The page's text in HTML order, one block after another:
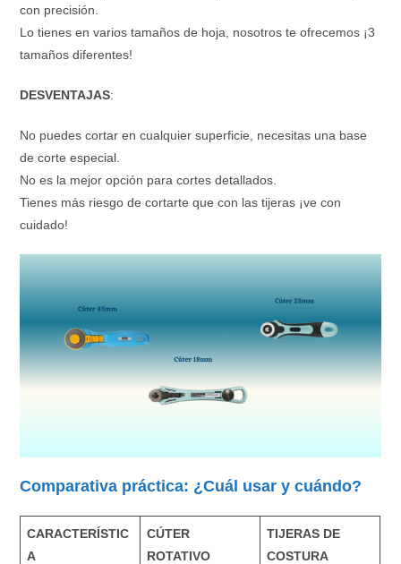
con precisión.
Lo tienes en varios tamaños de hoja, nosotros te ofrecemos ¡3
tamaños diferentes!
DESVENTAJAS:
No puedes cortar en cualquier superficie, necesitas una base
de corte especial.
No es la mejor opción para cortes detallados.
Tienes más riesgo de cortarte que con las tijeras ¡ve con
cuidado!
Comparativa práctica: ¿Cuál usar y cuándo?
CARACTERÍSTIC
A
CÚTER
ROTATIVO
TIJERAS DE
COSTURA